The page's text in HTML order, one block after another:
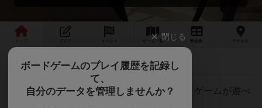
ゲーム 一覧 料金 アクセス
最新情報 「キングオブモンスターアイランド」体験会
天童駅から徒歩約15分 約400種類のボードゲームが遊べ
閉じる
ボードゲームのプレイ履歴を記録し
て、
自分のデータを管理しませんか？